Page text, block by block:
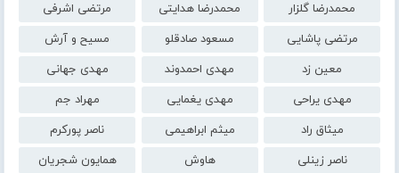
محمدرضا گلزار
محمدرضا هدایتی
مرتضی اشرفی
مرتضی پاشایی
مسعود صادقلو
مسیح و آرش
معین زد
مهدی احمدوند
مهدی جهانی
مهدی یراحی
مهدی یغمایی
مهراد جم
میثاق راد
میثم ابراهیمی
ناصر پورکرم
ناصر زینلی
هاوش
همایون شجریان